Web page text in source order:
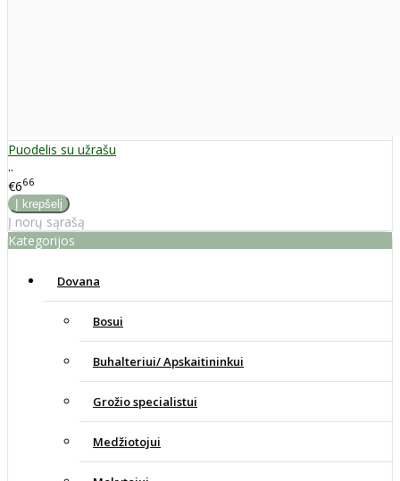
Puodelis su užrašu
..
€666
Į norų sąrašą
Kategorijos
Dovana
Bosui
Buhalteriui/ Apskaitininkui
Grožio specialistui
Medžiotojui